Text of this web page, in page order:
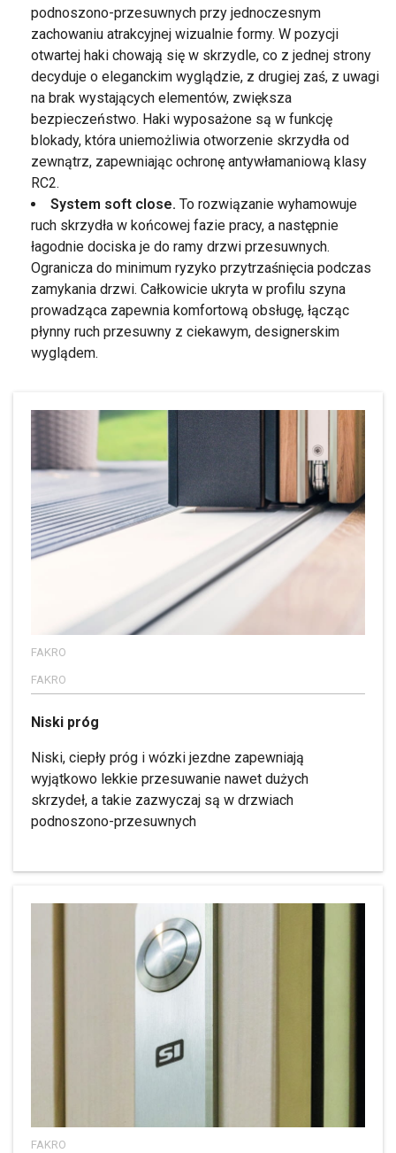
podnoszono-przesuwnych przy jednoczesnym
zachowaniu atrakcyjnej wizualnie formy. W pozycji
otwartej haki chowają się w skrzydle, co z jednej strony
decyduje o eleganckim wyglądzie, z drugiej zaś, z uwagi
na brak wystających elementów, zwiększa
bezpieczeństwo. Haki wyposażone są w funkcję
blokady, która uniemożliwia otworzenie skrzydła od
zewnątrz, zapewniając ochronę antywłamaniową klasy
RC2.
System soft close. To rozwiązanie wyhamowuje
ruch skrzydła w końcowej fazie pracy, a następnie
łagodnie dociska je do ramy drzwi przesuwnych.
Ogranicza do minimum ryzyko przytrzaśnięcia podczas
zamykania drzwi. Całkowicie ukryta w profilu szyna
prowadząca zapewnia komfortową obsługę, łącząc
płynny ruch przesuwny z ciekawym, designerskim
wyglądem.
FAKRO
FAKRO
Niski próg
Niski, ciepły próg i wózki jezdne zapewniają
wyjątkowo lekkie przesuwanie nawet dużych
skrzydeł, a takie zazwyczaj są w drzwiach
podnoszono-przesuwnych
FAKRO